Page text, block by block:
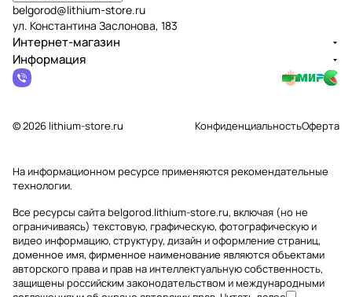
belgorod@lithium-store.ru
ул. Константина Заслонова, 183
Интернет-магазин
Информация
© 2026 lithium-store.ru КонфиденциальностьОферта
На информационном ресурсе применяютсярекомендательные
технологии.
Все ресурсы сайта belgorod.lithium-store.ru, включая (но не
ограничиваясь) текстовую, графическую, фотографическую и
видео информацию, структуру, дизайн и оформление страниц,
доменное имя, фирменное наименование являются объектами
авторского права и прав на интеллектуальную собственность,
защищены российским законодательством и международными